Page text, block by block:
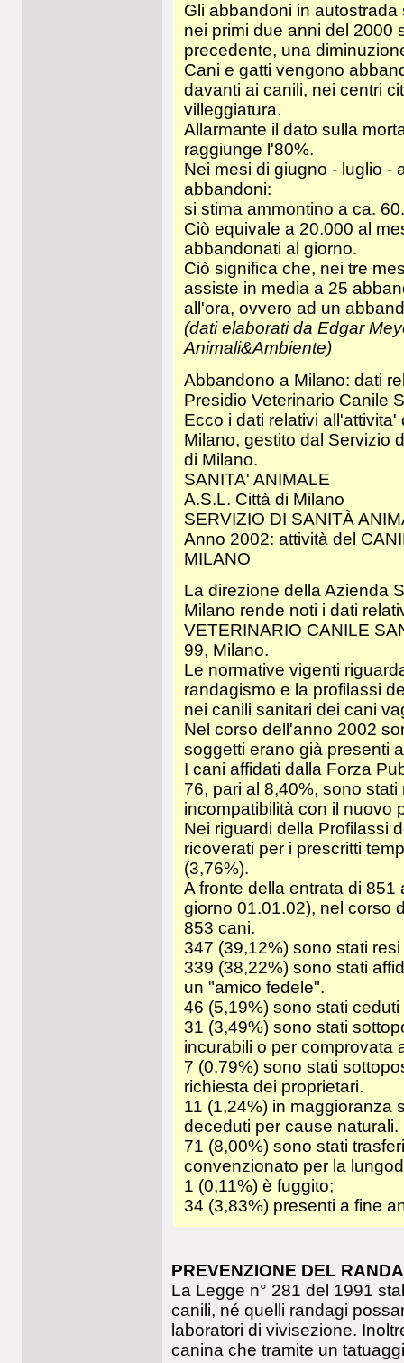
Gli abbandoni in
nei primi due anni del 2000
precedente, una
Cani e gatti vengono
davanti ai canili, nei centri
villeggiatura.
Allarmante il dato sulla
raggiunge l'80%.
Nei mesi di giugno - luglio -
abbandoni:
si stima ammontino a ca.
Ciò equivale a 20.000 al
abbandonati al giorno.
Ciò significa che, nei tre
assiste in media a 25
all'ora, ovvero ad un
(dati elaborati da Edgar
Animali&Ambiente)
Abbandono a Milano: dati
Presidio Veterinario Canile
Ecco i dati relativi all'attivita'
Milano, gestito dal Servizio
di Milano.
SANITA' ANIMALE
A.S.L. Città di Milano
SERVIZIO DI SANITÀ
Anno 2002: attività del
MILANO
La direzione della Azienda
Milano rende noti i dati
VETERINARIO CANILE
99, Milano.
Le normative vigenti
randagismo e la profilassi
nei canili sanitari dei cani
Nel corso dell'anno 2002
soggetti erano già presenti
I cani affidati dalla Forza
76, pari al 8,40%, sono
incompatibilità con il nuovo
Nei riguardi della Profilassi
ricoverati per i prescritti
(3,76%).
A fronte della entrata di
giorno 01.01.02), nel corso
853 cani.
347 (39,12%) sono stati
339 (38,22%) sono stati
un "amico fedele".
46 (5,19%) sono stati ceduti
31 (3,49%) sono stati
incurabili o per comprovata
7 (0,79%) sono stati
richiesta dei proprietari.
11 (1,24%) in maggioranza
deceduti per cause naturali.
71 (8,00%) sono stati
convenzionato per la
1 (0,11%) è fuggito;
34 (3,83%) presenti a fine
PREVENZIONE DEL
La Legge n° 281 del 1991
canili, né quelli randagi
laboratori di vivisezione.
canina che tramite un